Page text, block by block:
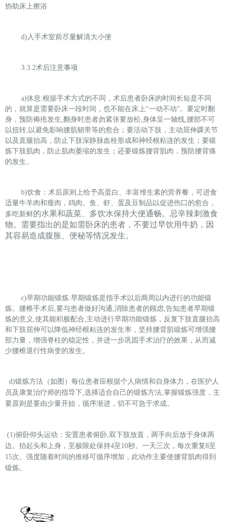
协助床上擦浴
d) 入手术室前尽量解清大小便
3.3.2术后注意事项
a)休息:根据手术方式的不同，术后患者卧床的时间长短是不同
的，就算是需要卧床一段时间，也不能在床上“一动不动”。要定时翻
身，预防褥疮发生,翻身时患者勿紧张要放松,身体呈一轴线,腰部不可
以扭转,以避免影响腰肌韧带等的愈合；要活动下肢，主动屈伸踝关节
以及直腿抬高，防止下肢深静脉血栓形成和神经根粘连的发生；要锻
炼下肢肌肉，防止肌肉萎缩的发生；还要锻炼腰背肌肉，预防腰背痛
的发生。
b)饮食：术后原则上给予高蛋白、丰富维生素的营养餐，可进食
适量牛羊肉和瘦肉，鸡肉。鱼、虾、蛋及豆制品以促进伤口的愈合，
多吃新鲜的水果和蔬菜、多饮水保持大便通畅。忌辛辣刺激食
物。需要指出的是如需卧床的患者，不要过早饮用牛奶，因
其容易造成腹胀、便秘等情况发生。
c)早期功能锻炼:早期锻炼是指手术以后两周以内进行的功能锻
炼。腰椎手术后,要与患者做好沟通,消除患者的顾虑,告知患者早期锻
炼的意义,使其能积极配合,主动进行早期功能锻炼，反复下肢直腿抬高
和下肢屈伸可以降低神经根粘连的发生率，坚持腰背肌锻炼可增强腰
部力量，增强脊柱的稳定性，并进一步巩固手术治疗的效果，从而减
少腰椎退行性病变的发生。
d)锻炼方法（如图）每位患者应根据个人病情和自身体力，在医护人
员及康复治疗师的指导下,选择适合自己的锻炼方法,掌握锻炼强度，主
要原则是要由少量开始，循序渐进，切不可急于求成。
(1)俯卧仰头运动：安置患者俯卧,双下肢放直，两手向后放于身体两
边。抬起头和上身，至极限处保持4至10秒。一天三次，每次重复8至
15次。强度随着时间的推移可循序增加，此动作主要使腰背肌肉得到
锻炼。